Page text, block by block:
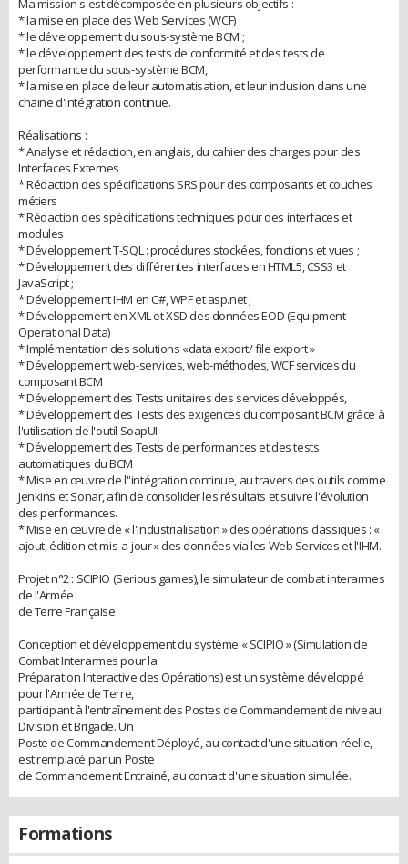
Ma mission s'est décomposée en plusieurs objectifs :
* la mise en place des Web Services (WCF)
* le développement du sous-système BCM ;
* le développement des tests de conformité et des tests de
performance du sous-système BCM,
* la mise en place de leur automatisation, et leur inclusion dans une
chaine d'intégration continue.
Réalisations :
* Analyse et rédaction, en anglais, du cahier des charges pour des
Interfaces Externes
* Rédaction des spécifications SRS pour des composants et couches
métiers
* Rédaction des spécifications techniques pour des interfaces et
modules
* Développement T-SQL : procédures stockées, fonctions et vues ;
* Développement des différentes interfaces en HTML5, CSS3 et
JavaScript ;
* Développement IHM en C#, WPF et asp.net ;
* Développement en XML et XSD des données EOD (Equipment
Operational Data)
* Implémentation des solutions «data export/ file export »
* Développement web-services, web-méthodes, WCF services du
composant BCM
* Développement des Tests unitaires des services développés,
* Développement des Tests des exigences du composant BCM grâce à
l'utilisation de l'outil SoapUI
* Développement des Tests de performances et des tests
automatiques du BCM
* Mise en œuvre de l''intégration continue, au travers des outils comme
Jenkins et Sonar, afin de consolider les résultats et suivre l'évolution
des performances.
* Mise en œuvre de « l'industrialisation » des opérations classiques : «
ajout, édition et mis-a-jour » des données via les Web Services et l'IHM.
Projet n°2 : SCIPIO (Serious games), le simulateur de combat interarmes
de l'Armée
de Terre Française
Conception et développement du système « SCIPIO » (Simulation de
Combat Interarmes pour la
Préparation Interactive des Opérations) est un système développé
pour l'Armée de Terre,
participant à l'entraînement des Postes de Commandement de niveau
Division et Brigade. Un
Poste de Commandement Déployé, au contact d'une situation réelle,
est remplacé par un Poste
de Commandement Entrainé, au contact d'une situation simulée.
Formations